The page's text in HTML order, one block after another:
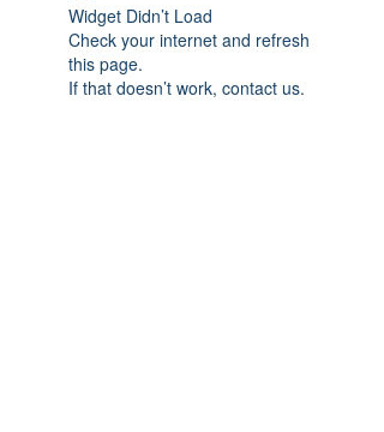
Widget Didn’t Load
Check your internet and refresh
this page.
If that doesn’t work, contact us.